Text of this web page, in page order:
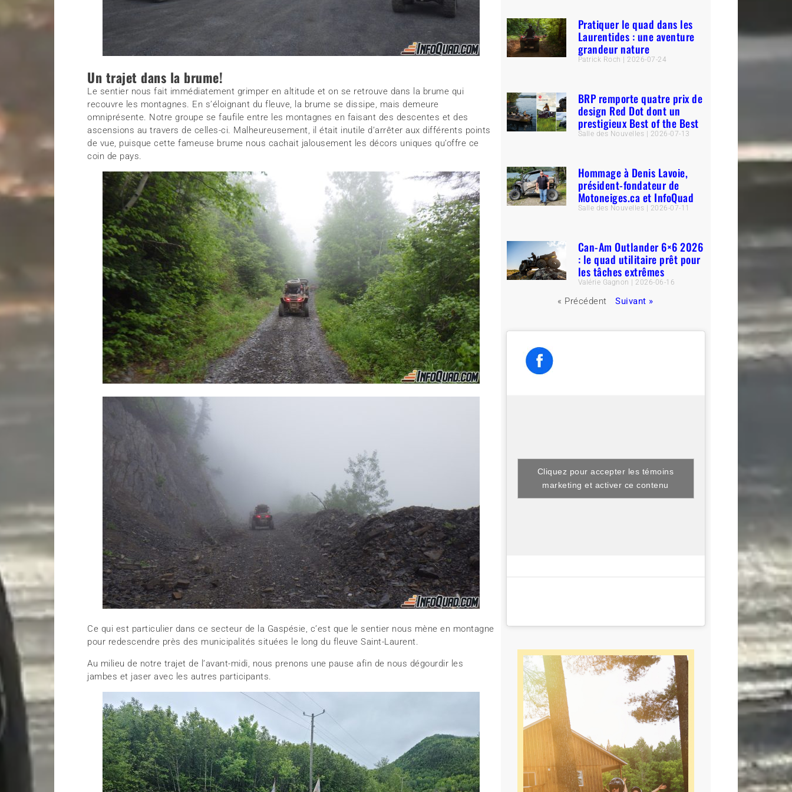
Un trajet dans la brume!
Le sentier nous fait immédiatement grimper en altitude et on se retrouve dans la brume qui
recouvre les montagnes. En s’éloignant du fleuve, la brume se dissipe, mais demeure
omniprésente. Notre groupe se faufile entre les montagnes en faisant des descentes et des
ascensions au travers de celles-ci. Malheureusement, il était inutile d’arrêter aux différents points
de vue, puisque cette fameuse brume nous cachait jalousement les décors uniques qu’offre ce
coin de pays.
Ce qui est particulier dans ce secteur de la Gaspésie, c’est que le sentier nous mène en montagne
pour redescendre près des municipalités situées le long du fleuve Saint-Laurent.
Au milieu de notre trajet de l’avant-midi, nous prenons une pause afin de nous dégourdir les
jambes et jaser avec les autres participants.
Pratiquer le quad dans les
Laurentides : une aventure
grandeur nature
Patrick Roch 2026-07-24
BRP remporte quatre prix de
design Red Dot dont un
prestigieux Best of the Best
Salle des Nouvelles 2026-07-13
Hommage à Denis Lavoie,
président-fondateur de
Motoneiges.ca et InfoQuad
Salle des Nouvelles 2026-07-11
Can-Am Outlander 6×6 2026
: le quad utilitaire prêt pour
les tâches extrêmes
Valérie Gagnon 2026-06-16
« Précédent Suivant »
Cliquez pour accepter les témoins
marketing et activer ce contenu